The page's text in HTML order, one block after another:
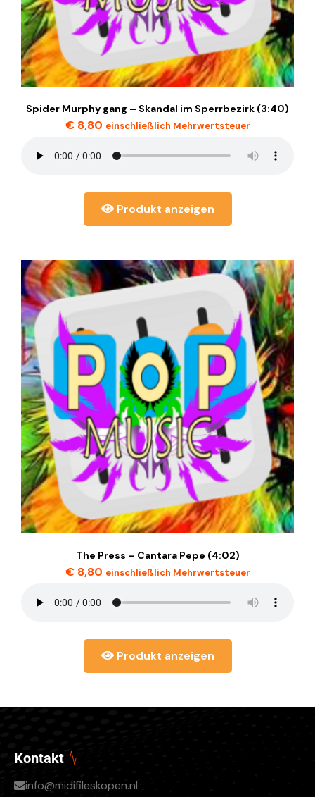
Spider Murphy gang – Skandal im Sperrbezirk (3:40)
€8,80 einschließlich Mehrwertsteuer
Produkt anzeigen
The Press – Cantara Pepe (4:02)
€8,80 einschließlich Mehrwertsteuer
Produkt anzeigen
Kontakt
info@midifileskopen.nl